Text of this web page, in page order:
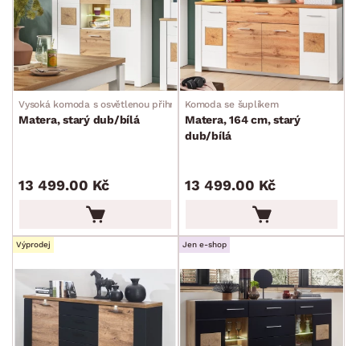
Vysoká komoda s osvětlenou přihrádkou
Matera, starý dub/bílá
13 499.00 Kč
Komoda se šuplíkem
Matera, 164 cm, starý
dub/bílá
13 499.00 Kč
Výprodej Jen e-shop